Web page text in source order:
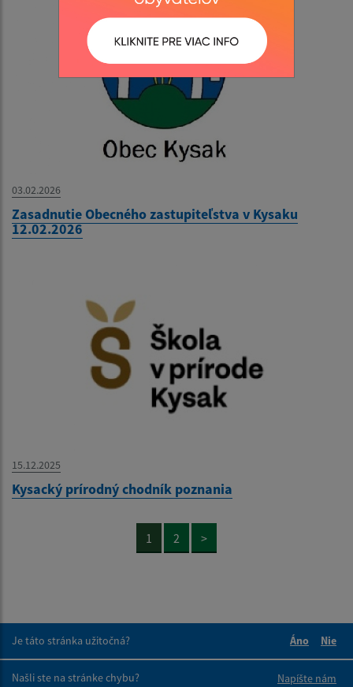
03.02.2026
Zasadnutie Obecného zastupiteľstva v Kysaku
12.02.2026
15.12.2025
Kysacký prírodný chodník poznania
1 2 >
Je táto stránka užitočná?
Áno
Nie
Našli ste na stránke chybu?
Napíšte nám